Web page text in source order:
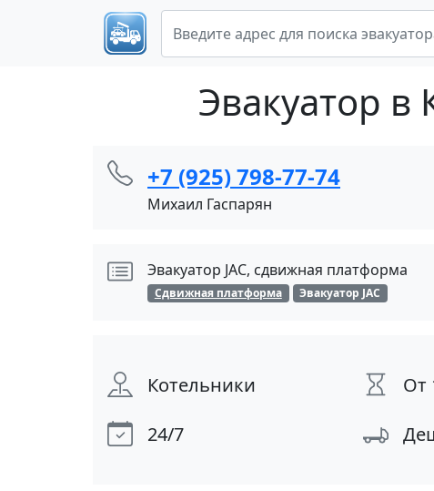
Эвакуатор в
+7 (925) 798-77-74
Михаил Гаспарян
Эвакуатор JAC, сдвижная платформа
Сдвижная платформа Эвакуатор JAC
Котельники
От
24/7